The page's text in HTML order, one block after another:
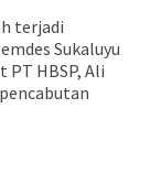
terjadi
Sukaluyu
PT HBSP, Ali